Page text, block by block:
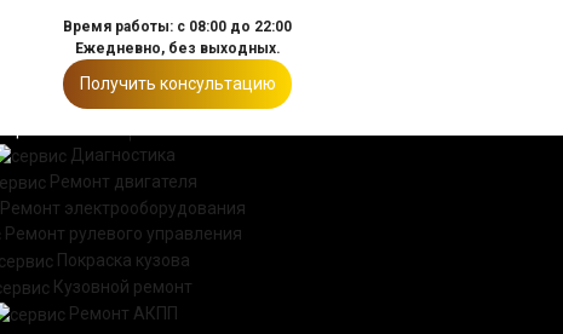
Время работы: с 08:00 до 22:00
Ежедневно, без выходных.
Получить консультацию
Диагностика
Ремонт двигателя
Ремонт электрооборудования
Ремонт рулевого управления
Покраска кузова
Кузовной ремонт
Ремонт АКПП